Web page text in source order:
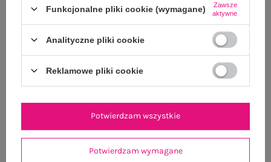
GŁÓWNE PARAMETRY
OPINIE O PRODUKCIE (0)
WYSYŁKA I DOSTAWA
Funkcjonalne pliki cookie (wymagane)
Zawsze
aktywne
Analityczne pliki cookie
Reklamowe pliki cookie
Potwierdzam wymagane
Potwierdzam wszystkie